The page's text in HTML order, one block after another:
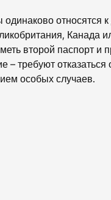
относятся
Канада
второй паспорт и
– требуют
особых случаев.